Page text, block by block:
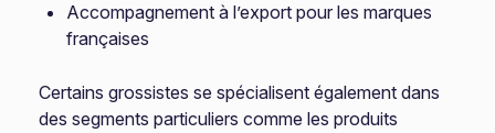
Accompagnement à l’export pour les marques
françaises
Certains grossistes se spécialisent également dans
des segments particuliers comme les produits